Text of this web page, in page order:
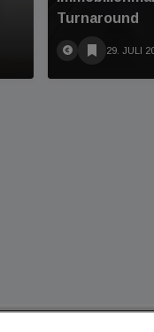
Turnaround
29. JULI